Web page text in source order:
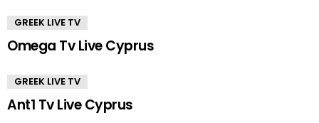
GREEK LIVE TV
Omega Tv Live Cyprus
GREEK LIVE TV
Ant1 Tv Live Cyprus